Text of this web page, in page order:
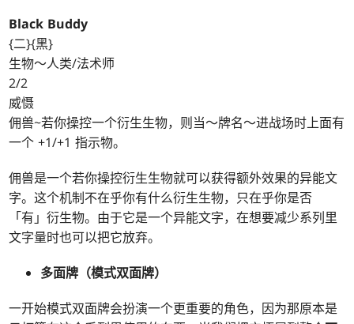
Black Buddy
{二}{黑}
生物～人类/法术师
2/2
威慑
佣兽~若你操控一个衍生生物，则当～牌名～进战场时上面有
一个 +1/+1 指示物。
佣兽是一个若你操控衍生生物就可以获得额外效果的异能文
字。这个机制不在乎你有什么衍生生物，只在乎你是否
「有」衍生物。由于它是一个异能文字，在想要减少系列里
文字量时也可以把它放弃。
多面牌（模式双面牌）
一开始模式双面牌会扮演一个更重要的角色，因为那原本是